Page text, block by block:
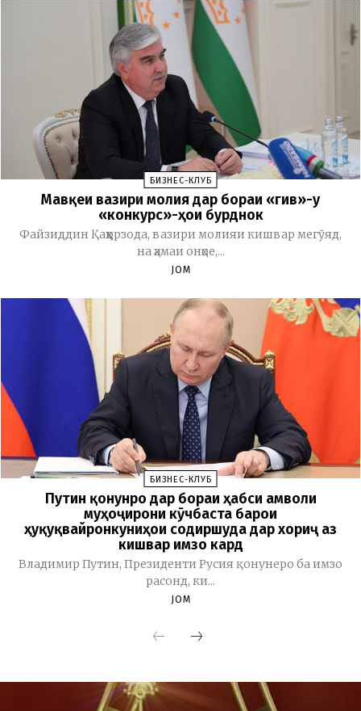
БИЗНЕС-КЛУБ
Мавқеи вазири молия дар бораи «гив»-у
«конкурс»-ҳои бурднок
Файзиддин Қаҳҳорзода, вазири молияи кишвар мегӯяд,
на ҳамаи онҳое,...
JOM
БИЗНЕС-КЛУБ
Путин қонунро дар бораи ҳабси амволи
муҳоҷирони кӯчбаста барои
ҳуқуқвайронкуниҳои содиршуда дар хориҷ аз
кишвар имзо кард
Владимир Путин, Президенти Русия қонунеро ба имзо
расонд, ки...
JOM